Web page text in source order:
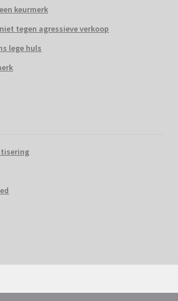
keurmerk
tegen agressieve verkoop
lege huls